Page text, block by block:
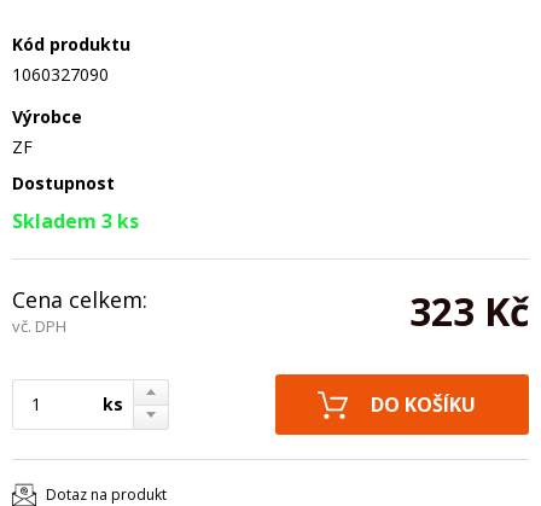
Kód produktu
1060327090
Výrobce
ZF
Dostupnost
Skladem 3 ks
Cena celkem:
vč. DPH 323 Kč
ks
Dotaz na produkt